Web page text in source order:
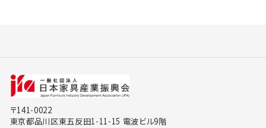
〒141-0022
東京都品川区東五反田1-11-15 電波ビル9階